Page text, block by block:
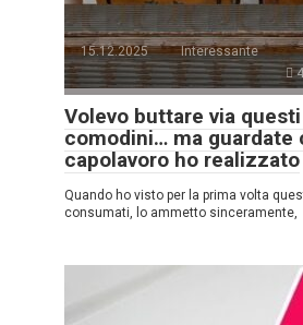
15.12.2025
Interessante
Volevo buttare via
comodini… ma guardate
capolavoro ho realizzato
Quando ho visto per la prima volta
consumati, lo ammetto sinceramente,